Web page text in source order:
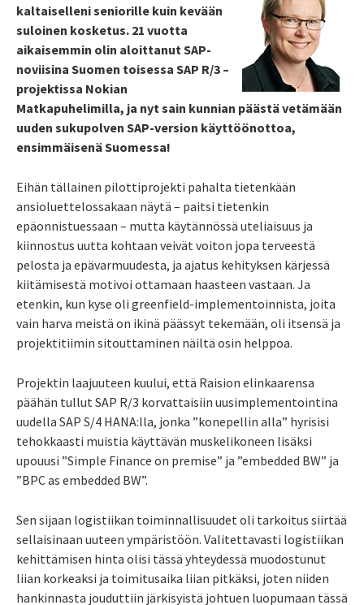
kaltaiselleni seniorille kuin kevään
suloinen kosketus. 21 vuotta
aikaisemmin olin aloittanut SAP-
noviisina Suomen toisessa SAP R/3 –
projektissa Nokian
Matkapuhelimilla, ja nyt sain kunnian päästä vetämään
uuden sukupolven SAP-version käyttöönottoa,
ensimmäisenä Suomessa!
Eihän tällainen pilottiprojekti pahalta tietenkään
ansioluettelossakaan näytä – paitsi tietenkin
epäonnistuessaan – mutta käytännössä uteliaisuus ja
kiinnostus uutta kohtaan veivät voiton jopa terveestä
pelosta ja epävarmuudesta, ja ajatus kehityksen kärjessä
kiitämisestä motivoi ottamaan haasteen vastaan. Ja
etenkin, kun kyse oli greenfield-implementoinnista, joita
vain harva meistä on ikinä päässyt tekemään, oli itsensä ja
projektitiimin sitouttaminen näiltä osin helppoa.
Projektin laajuuteen kuului, että Raision elinkaarensa
päähän tullut SAP R/3 korvattaisiin uusimplementointina
uudella SAP S/4 HANA:lla, jonka ”konepellin alla” hyrisisi
tehokkaasti muistia käyttävän muskelikoneen lisäksi
upouusi ”Simple Finance on premise” ja ”embedded BW” ja
”BPC as embedded BW”.
Sen sijaan logistiikan toiminnallisuudet oli tarkoitus siirtää
sellaisinaan uuteen ympäristöön. Valitettavasti logistiikan
kehittämisen hinta olisi tässä yhteydessä muodostunut
liian korkeaksi ja toimitusaika liian pitkäksi, joten niiden
hankinnasta jouduttiin järkisyistä johtuen luopumaan tässä